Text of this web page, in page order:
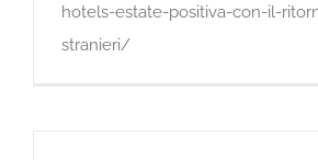
hotels-estate-positiva-con-il-
stranieri/